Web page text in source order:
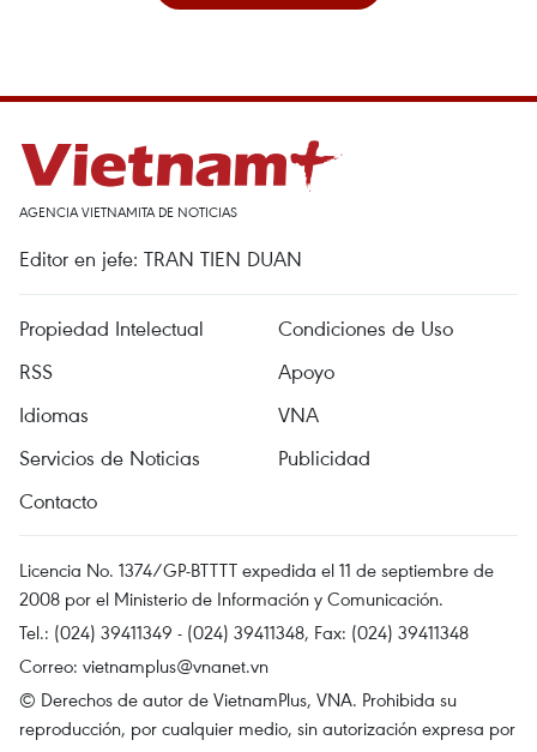
AGENCIA VIETNAMITA DE NOTICIAS
Editor en jefe: TRAN TIEN DUAN
Propiedad Intelectual
Condiciones de Uso
RSS
Apoyo
Idiomas
VNA
Servicios de Noticias
Publicidad
Contacto
Licencia No. 1374/GP-BTTTT expedida el 11 de septiembre de
2008 por el Ministerio de Información y Comunicación.
Tel.: (024) 39411349 - (024) 39411348, Fax: (024) 39411348
Correo: vietnamplus@vnanet.vn
© Derechos de autor de VietnamPlus, VNA. Prohibida su
reproducción, por cualquier medio, sin autorización expresa por